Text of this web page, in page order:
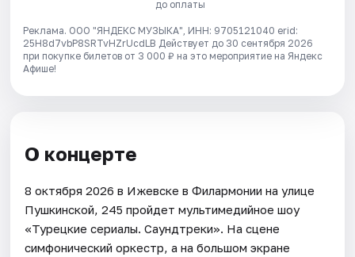
до оплаты
Реклама. ООО "ЯНДЕКС МУЗЫКА", ИНН: 9705121040 erid:
25H8d7vbP8SRTvHZrUcdLB Действует до 30 сентября 2026
при покупке билетов от 3 000 ₽ на это мероприятие на Яндекс
Афише!
О концерте
8 октября 2026 в Ижевске в Филармонии на улице
Пушкинской, 245 пройдет мультимедийное шоу
«Турецкие сериалы. Саундтреки». На сцене
симфонический оркестр, а на большом экране